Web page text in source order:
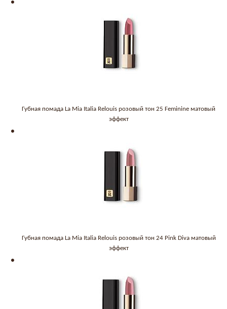
Губная помада La Mia Italia Relouis розовый тон 25 Feminine матовый
эффект
Губная помада La Mia Italia Relouis розовый тон 24 Pink Diva матовый
эффект